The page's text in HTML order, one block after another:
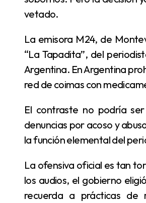
vetado.
La emisora M24, de Montevideo, anticipó que este martes difundirá los audios en el programa
“La Tapadita”, del
Argentina. En Argentina
red de coimas con
El contraste no podría ser más claro: mientras en Argentina un juez federal —con múltiples
denuncias por acoso y
la función elemental del
La ofensiva oficial es tan torpe como peligrosa. En lugar de investigar la corrupción que exponen
los audios, el gobierno
recuerda a prácticas de